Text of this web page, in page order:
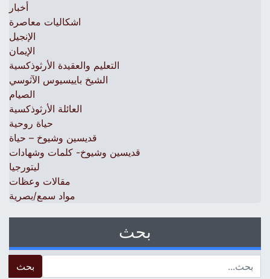
أخبار
اشكاليات معاصرة
الإنجيل
الإيمان
التعليم والعقيدة الأرثوذكسية
الشيخ باييسيوس الآثوسي
الصيام
العائلة الأرثوذكسية
حياة روحية
قديسين وشيوخ – حياة
قديسين وشيوخ- كلمات وشهادات
ليتورجيا
مقالات وعظات
مواد سمع/بصرية
بحث